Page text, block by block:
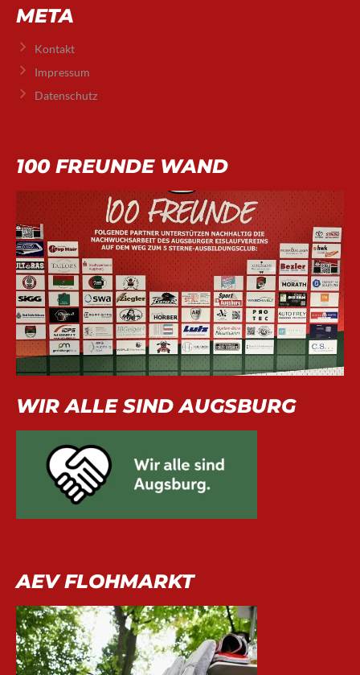
META
Kontakt
Impressum
Datenschutz
100 FREUNDE WAND
WIR ALLE SIND AUGSBURG
AEV FLOHMARKT